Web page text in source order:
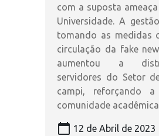
com a suposta
Universidade. A
tomando as medidas
circulação da fake
aumentou a
servidores do Setor
campi, reforçando
comunidade
calendar_today 12 de Abril de 2023